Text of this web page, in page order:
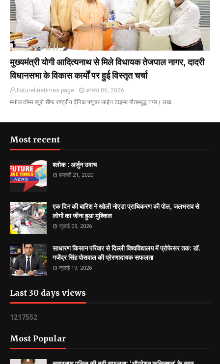
मुख्यमंत्री योगी आदित्यनाथ से मिले विधायक तेजपाल नागर, दादरी
विधानसभा के विकास कार्यों पर हुई विस्तृत चर्चा
Futurelinetimes.page
अगस्त 05, 2026
मनोज तोमर ब्यूरो चीफ राष्ट्रीय दैनिक फ्यूचर लाईन टाइम्स गौतमबुद्ध नगर। लख…
Most recent
श्लोक : अर्जुन उवाच
फ़रवरी 21, 2020
एक दिन की बारिश ने खोली नोएडा प्राधिकरण की पोल, जलभराव से
लोगों का जीना हुआ मुश्किल
जुलाई 09, 2026
साधारण किसान परिवार से दिल्ली विश्वविद्यालय में प्रोफेसर तक: डॉ.
गजेंद्र सिंह पोसवाल की प्रेरणादायक सफलता
जुलाई 19, 2026
Last 30 days views
1 21 7552
Most Popular